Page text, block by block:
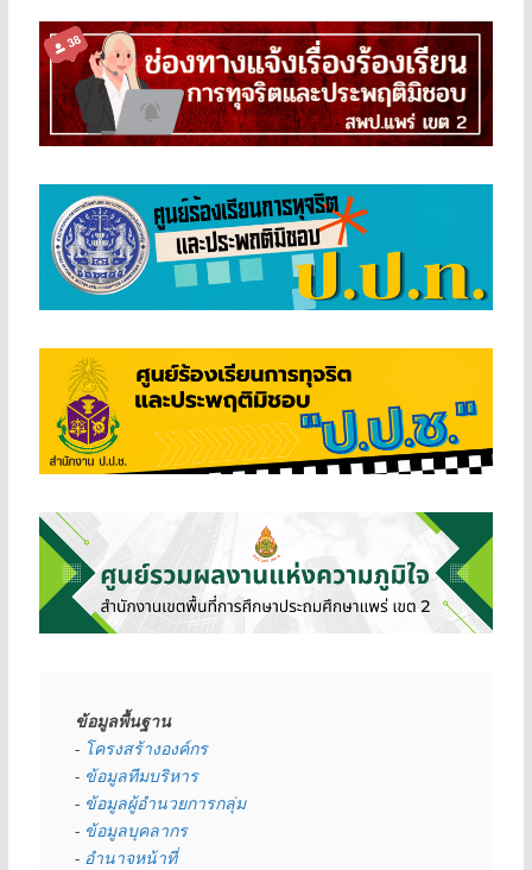
ข้อมูลพื้นฐาน
- โครงสร้างองค์กร
- ข้อมูลทีมบริหาร
- ข้อมูลผู้อำนวยการกลุ่ม
- ข้อมูลบุคลากร
- อำนาจหน้าที่